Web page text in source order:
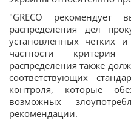
"GRECO рекомендует
распределения дел
установленных четких
частности критерия
распределения также
соответствующих
контроля, которые
возможных
рекомендации.